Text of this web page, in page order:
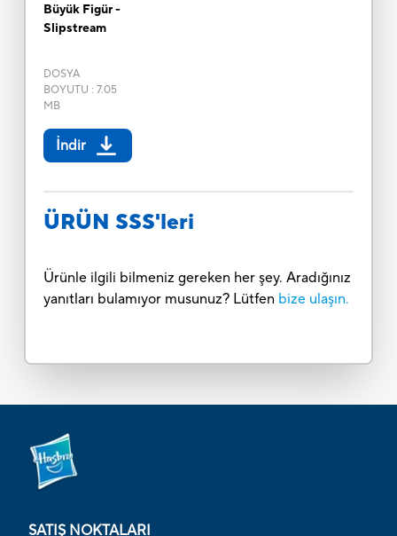
Büyük Figür -
Slipstream
DOSYA
BOYUTU : 7.05
MB
İndir
ÜRÜN SSS'leri
Ürünle ilgili bilmeniz gereken her şey. Aradığınız
yanıtları bulamıyor musunuz? Lütfen bize ulaşın.
SATIŞ NOKTALARI